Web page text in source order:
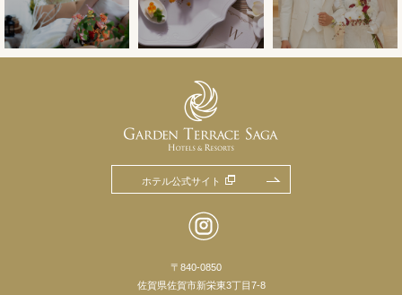
〒840-0850
佐賀県佐賀市新栄東3丁目7-8
ホテル公式サイト